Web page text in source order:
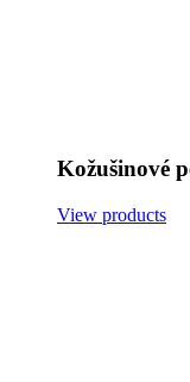
Kožušinové
View products